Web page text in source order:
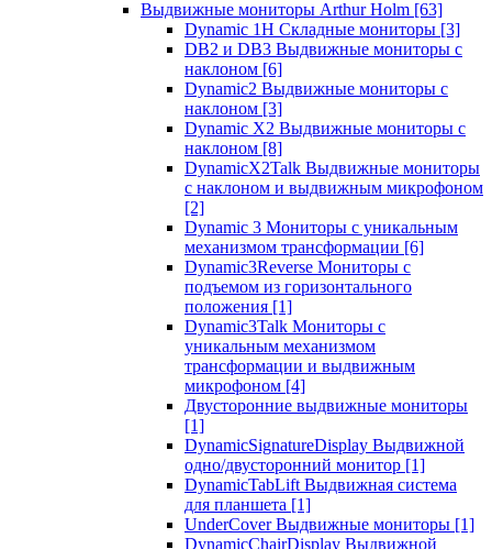
Выдвижные мониторы Arthur Holm [63]
Dynamic 1Н Складные мониторы [3]
DB2 и DB3 Выдвижные мониторы с
наклоном [6]
Dynamic2 Выдвижные мониторы с
наклоном [3]
Dynamic X2 Выдвижные мониторы с
наклоном [8]
DynamicX2Talk Выдвижные мониторы
с наклоном и выдвижным микрофоном
[2]
Dynamic 3 Мониторы с уникальным
механизмом трансформации [6]
Dynamic3Reverse Мониторы с
подъемом из горизонтального
положения [1]
Dynamic3Talk Мониторы с
уникальным механизмом
трансформации и выдвижным
микрофоном [4]
Двусторонние выдвижные мониторы
[1]
DynamicSignatureDisplay Выдвижной
одно/двусторонний монитор [1]
DynamicTabLift Выдвижная система
для планшета [1]
UnderCover Выдвижные мониторы [1]
DynamicChairDisplay Выдвижной